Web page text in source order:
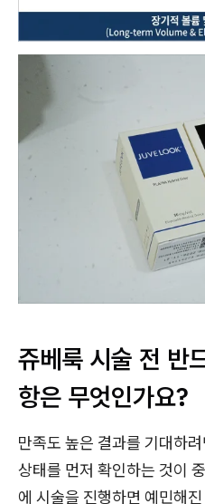
쥬베룩 시술 전 반
항은 무엇인가요?
만족도 높은 결과를 기대하
상태를 먼저 확인하는 것이
에 시술을 진행하면 예민해